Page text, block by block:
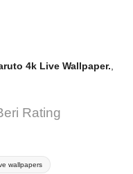
4k Live Wallpaper.
Rating
wallpapers